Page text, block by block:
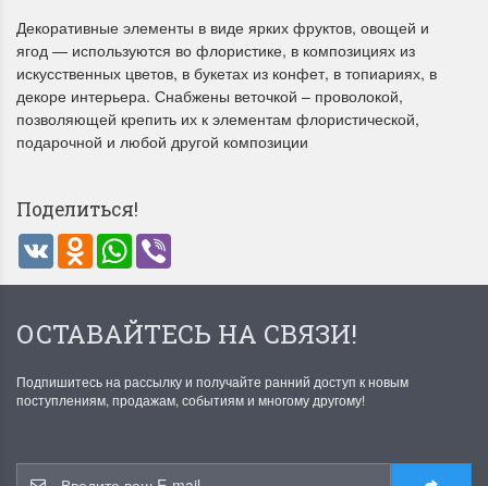
!! СКИДКА 20% ‼️ с 1 до 3 июня в
честь первого летнего дня
Чудетство...
1 июня 2024 11:29
22 мая 2024 13:01
Декоративные элементы в виде ярких фруктов, овощей и
ягод — используются во флористике, в композициях из
искусственных цветов, в букетах из конфет, в топиариях, в
декоре интерьера. Снабжены веточкой – проволокой,
позволяющей крепить их к элементам флористической,
подарочной и любой другой композиции
Поделиться!
VK Odnoklassniki
WhatsApp
ОСТАВАЙТЕСЬ НА СВЯЗИ!
Подпишитесь на рассылку и получайте ранний доступ к новым
поступлениям, продажам, событиям и многому другому!